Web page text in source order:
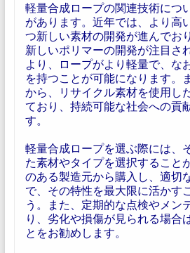
軽量合成ロープの関連技術につ
があります。近年では、より高
つ新しい素材の開発が進んでお
新しいポリマーの開発が注目さ
より、ロープがより軽量で、な
を持つことが可能になります。
から、リサイクル素材を使用し
ており、持続可能な社会への貢
す。
軽量合成ロープを選ぶ際には、
た素材やタイプを選択すること
のある製造元から購入し、適切
で、その特性を最大限に活かす
う。また、定期的な点検やメン
り、劣化や損傷が見られる場合
とをお勧めします。